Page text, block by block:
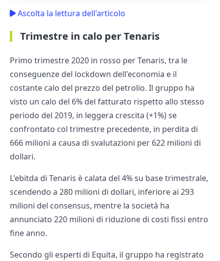
Ascolta la lettura dell'articolo
Trimestre in calo per Tenaris
Primo trimestre 2020 in rosso per Tenaris, tra le
conseguenze del lockdown dell'economia e il
costante calo del prezzo del petrolio. Il gruppo ha
visto un calo del 6% del fatturato rispetto allo stesso
periodo del 2019, in leggera crescita (+1%) se
confrontato col trimestre precedente, in perdita di
666 milioni a causa di svalutazioni per 622 milioni di
dollari.
L'ebitda di Tenaris è calata del 4% su base trimestrale,
scendendo a 280 milioni di dollari, inferiore ai 293
milioni del consensus, mentre la società ha
annunciato 220 milioni di riduzione di costi fissi entro
fine anno.
Secondo gli esperti di Equita, il gruppo ha registrato